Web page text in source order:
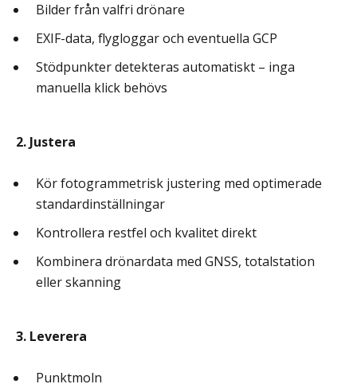
Bilder från valfri drönare
EXIF-data, flygloggar och eventuella GCP
Stödpunkter detekteras automatiskt – inga
manuella klick behövs
2. Justera
Kör fotogrammetrisk justering med optimerade
standardinställningar
Kontrollera restfel och kvalitet direkt
Kombinera drönardata med GNSS, totalstation
eller skanning
3. Leverera
Punktmoln